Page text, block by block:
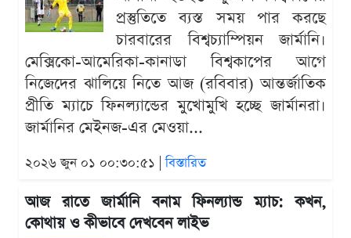
প্রস্তুতিতে ব্যস্ত সময় পার করছে
চারবারের বিশ্বচ্যাম্পিয়ন জার্মানি।
মেক্সিকো-আমেরিকা-কানাডা বিশ্বকাপের আগে
নিজেদের ঝালিয়ে নিতে আজ (রবিবার) আন্তর্জাতিক
প্রীতি ম্যাচে ফিনল্যান্ডের মুখোমুখি হচ্ছে জার্মানরা।
জার্মানির মেইনজ-এর মেওয়া...
২০২৬ জুন ০১ ০০:৩০:৫১ |বিস্তারিত
আজ রাতে জার্মানি বনাম ফিনল্যান্ড ম্যাচ: কখন,
কোথায় ও কীভাবে দেখবেন লাইভ